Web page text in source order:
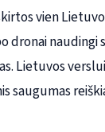
vien
dronai
Lietuvos
saugumas